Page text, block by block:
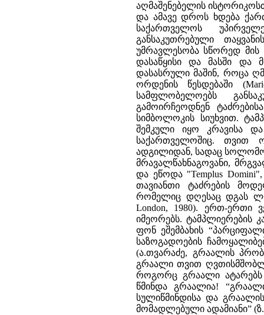
აღმაშენებელის
და ამავე დროს ხდება
საქართველოს
განსაკუთრებული
უმრავლესობა სწორედ მის
დასაწყისი და მასში და
დასასრული მაშინ, როცა
ორდენის წესდებაში
სამფლობელოებს
გამოირჩეოდნენ
სიმბოლოკის სიუხვით.
შემკული იყო კრავისა და
საქართველოშიც. თვით
ადგილიდან, სადაც
მრავალწახნაგოვანი,
და ეწოდა "Templus
თავიანთი ტაძრების
რომელიც დღესაც დგას
London, 1980). ერთ-
იმეორებს. ტამპლიერების
ფონ ეშემბახის
საზოგადოების
(ა.თვარაძე, გრაალის
გრაალი თვით
როგორც გრაალი ატარებს
წმინდა გრაალია!
სულიწმინდისა და
მომადლებული ადამიანი”